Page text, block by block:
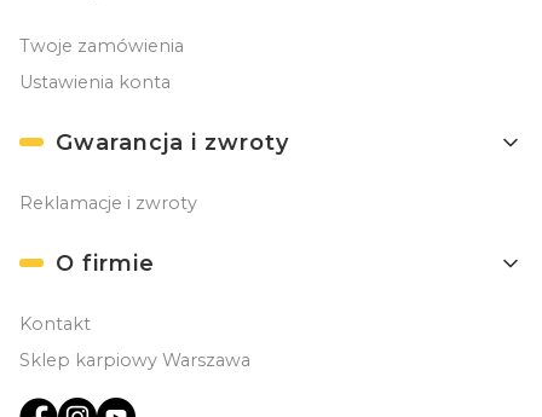
Twoje zamówienia
Ustawienia konta
Gwarancja i zwroty
Reklamacje i zwroty
O firmie
Kontakt
Sklep karpiowy Warszawa